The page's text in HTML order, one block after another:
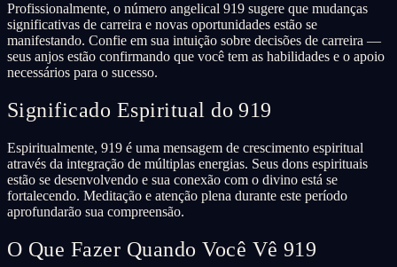
Profissionalmente, o número angelical 919 sugere que mudanças
significativas de carreira e novas oportunidades estão se
manifestando. Confie em sua intuição sobre decisões de carreira —
seus anjos estão confirmando que você tem as habilidades e o apoio
necessários para o sucesso.
Significado Espiritual do 919
Espiritualmente, 919 é uma mensagem de crescimento espiritual
através da integração de múltiplas energias. Seus dons espirituais
estão se desenvolvendo e sua conexão com o divino está se
fortalecendo. Meditação e atenção plena durante este período
aprofundarão sua compreensão.
O Que Fazer Quando Você Vê 919